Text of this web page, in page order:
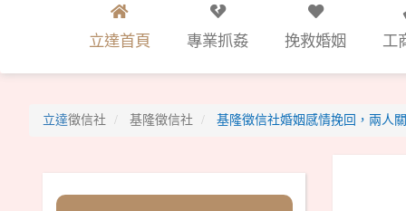
立達首頁 專業抓姦 挽救婚姻 工
立達徵信社 基隆徵信社 基隆徵信社婚姻感情挽回，兩人